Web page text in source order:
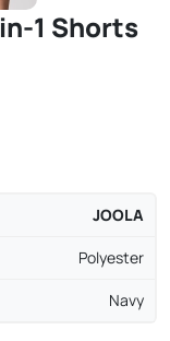
1 Shorts
JOOLA
Polyester
Navy